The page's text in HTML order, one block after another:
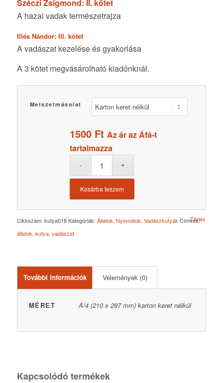
Széczi Zsigmond: II. kötet
A hazai vadak természetrajza
Illés Nándor: III. kötet
A vadászat kezelése és gyakorlása
A 3 kötet megvásárolható kiadónknál.
Metszetmásolat
Törlés
1500 Ft Az ár az Áfá-t
tartalmazza
Kosárba teszem
Cikkszám: kutya018 Kategóriák: Állatok, Nyomatok, Vadászkutyák Címkék:
állatok, kutya, vadászat
További információk Vélemények (0)
MÉRET A/4 (210 x 297 mm) karton keret nélkül
Kapcsolódó termékek